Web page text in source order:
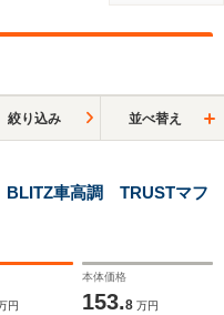
絞り込み 並べ替え
車高調 TRUSTマフ
円
本体価格
153.8 万円